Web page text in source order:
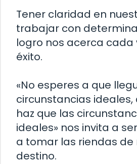
Tener claridad en
trabajar con
logro nos acerca cada
éxito.
«No esperes a que
circunstancias
haz que las
ideales» nos invita a
a tomar las riendas de
destino.